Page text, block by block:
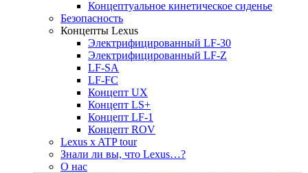
Концептуальное кинетическое сиденье
Безопасность
Концепты Lexus
Электрифицированный LF-30
Электрифицированный LF-Z
LF-SA
LF-FC
Концепт UX
Концепт LS+
Концепт LF-1
Концепт ROV
Lexus x ATP tour
Знали ли вы, что Lexus…?
О нас